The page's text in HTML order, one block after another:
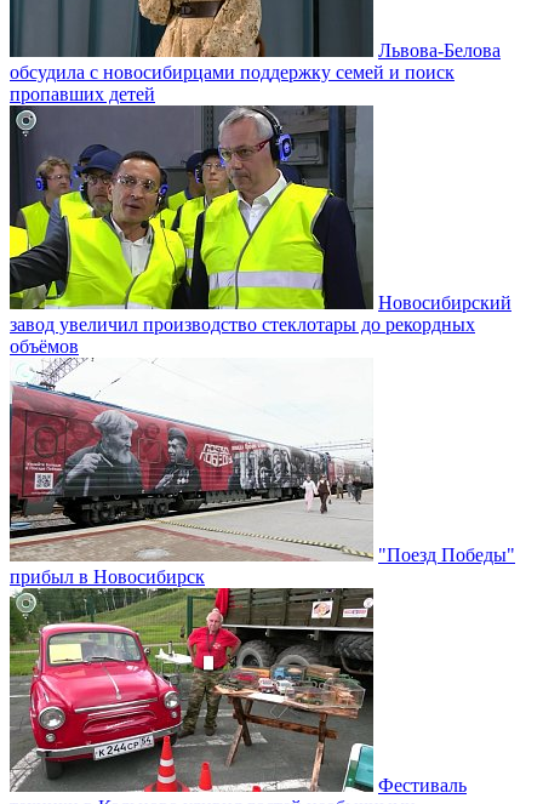
Львова-Белова
обсудила с новосибирцами поддержку семей и поиск
пропавших детей
Новосибирский
завод увеличил производство стеклотары до рекордных
объёмов
"Поезд Победы"
прибыл в Новосибирск
Фестиваль